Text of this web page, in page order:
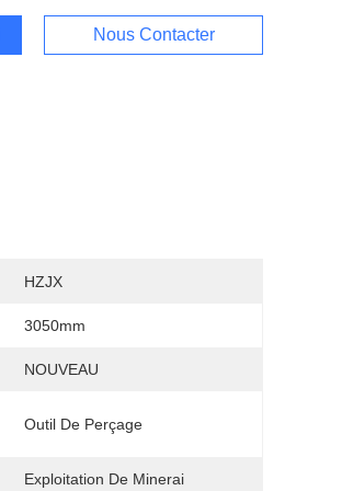
Nous Contacter
HZJX
3050mm
NOUVEAU
Outil De Perçage
Exploitation De Minerai